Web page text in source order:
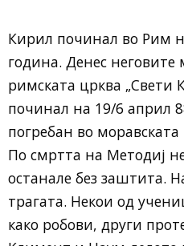
Кирил починал во Рим
година. Денес
римската црква „Свети
починал на 19/6 април
погребан во
По смртта на Методиј
останале без заштита.
трагата. Некои од
како робови, други